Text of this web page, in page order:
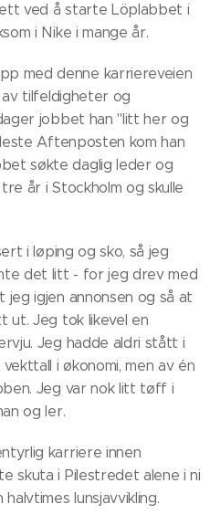
ved å starte Löplabbet i
i Nike i mange år.
med denne karriereveien
tilfeldigheter og
jobbet han "litt her og
Aftenposten kom han
søkte daglig leder og
år i Stockholm og skulle
i løping og sko, så jeg
det litt - for jeg drev med
igjen annonsen og så at
ut. Jeg tok likevel en
Jeg hadde aldri stått i
i økonomi, men av én
Jeg var nok litt tøff i
og ler.
karriere innen
skuta i Pilestredet alene i ni
lunsjavvikling.